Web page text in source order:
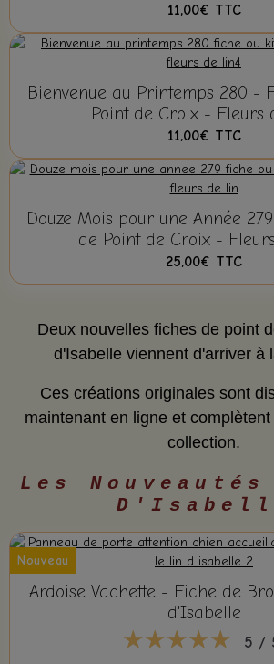
11,00€ TTC
Bienvenue au Printemps 280 -
Point de Croix - Fleurs
11,00€ TTC
Douze Mois pour une Année
de Point de Croix -
25,00€ TTC
Deux nouvelles fiches de point
d'Isabelle viennent d'arriver à
Ces créations originales sont
maintenant en ligne et
collection.
Les
Nouveau
Ardoise Vachette - Fiche de
d'Isabelle
5 /